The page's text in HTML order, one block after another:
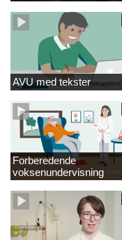
AVU med tekster
Forberedende
voksenundervisning